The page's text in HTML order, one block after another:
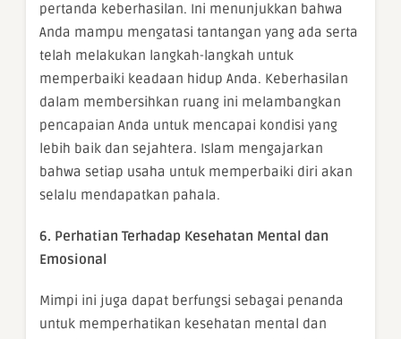
pertanda keberhasilan. Ini menunjukkan bahwa
Anda mampu mengatasi tantangan yang ada serta
telah melakukan langkah-langkah untuk
memperbaiki keadaan hidup Anda. Keberhasilan
dalam membersihkan ruang ini melambangkan
pencapaian Anda untuk mencapai kondisi yang
lebih baik dan sejahtera. Islam mengajarkan
bahwa setiap usaha untuk memperbaiki diri akan
selalu mendapatkan pahala.
6. Perhatian Terhadap Kesehatan Mental dan
Emosional
Mimpi ini juga dapat berfungsi sebagai penanda
untuk memperhatikan kesehatan mental dan